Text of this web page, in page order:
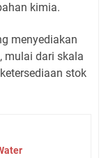
kimia.
menyediakan
mulai dari skala
stok